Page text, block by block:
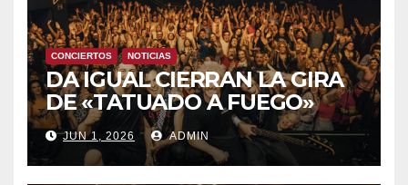
CONCIERTOS NOTICIAS
DA IGUAL CIERRAN LA GIRA
DE «TATUADO A FUEGO»
CON UN LLENO EN LA SALA
DEL MOVISTAR ARENA DE
MADRID
JUN 1, 2026 ADMIN